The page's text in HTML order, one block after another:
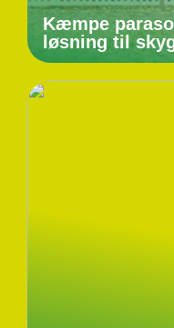
Kæmpe
løsning til